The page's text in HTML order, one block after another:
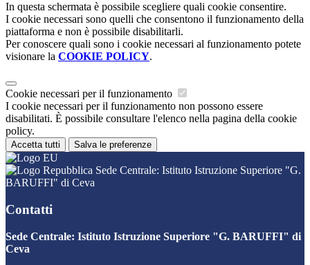
In questa schermata è possibile scegliere quali cookie consentire.
I cookie necessari sono quelli che consentono il funzionamento della
piattaforma e non è possibile disabilitarli.
Per conoscere quali sono i cookie necessari al funzionamento potete
visionare la COOKIE POLICY.
Cookie necessari per il funzionamento
I cookie necessari per il funzionamento non possono essere
disabilitati. È possibile consultare l'elenco nella pagina della cookie
policy.
Accetta tutti Salva le preferenze
Sede Centrale: Istituto Istruzione Superiore "G.
BARUFFI" di Ceva
Contatti
Sede Centrale: Istituto Istruzione Superiore "G. BARUFFI" di
Ceva